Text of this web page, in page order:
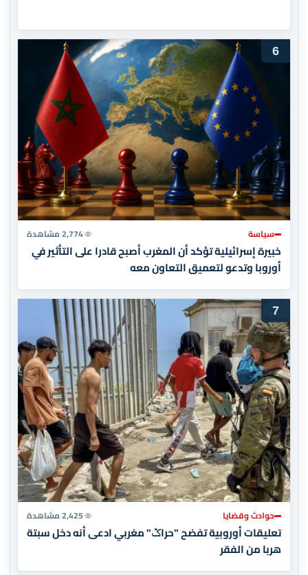
6
سياسة 2,774 مشاهدة
خبيرة إسرائيلية تؤكد أن المغرب أصبح قادرا على التأثير في
أوروبا وتدعو لتعميق التعاون معه
7
حوادث وقضايا 2,425 مشاهدة
تعليقات أوروبية تفضح "حراݣ" مغربي ادعى أنه دخل سبتة
هربا من الفقر